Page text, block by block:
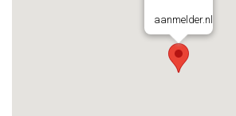
aanmelder.nl